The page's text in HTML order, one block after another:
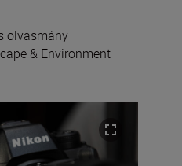
olvasmány
& Environment